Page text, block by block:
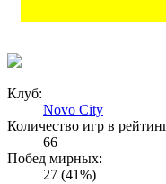
Клуб:
Novo City
Количество игр в
66
Побед мирных:
27 (41%)